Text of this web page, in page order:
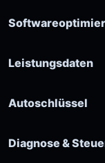
Leistungsdaten
Autoschlüssel
Diagnose &